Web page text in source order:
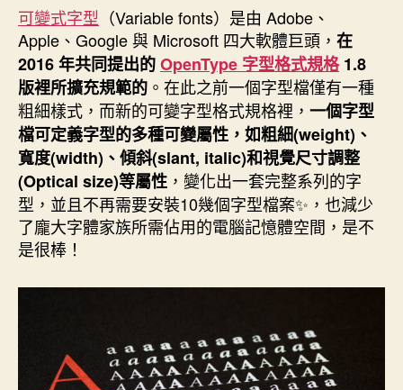
者
佈
日
期
可變式字型 （Variable fonts）是由 Adobe、
Apple、Google 與 Microsoft 四大軟體巨頭， 在
2016 年共同提出的OpenType 字型格式規格1.8
版裡所擴充規範的 。在此之前一個字型檔僅有一種
粗細樣式，而新的可變字型格式規格裡， 一個字型
檔可定義字型的多種可變屬性，如粗細(weight)、
寬度(width)、傾斜(slant, italic)和視覺尺寸調整
(Optical size)等屬性 ，變化出一套完整系列的字
型，並且不再需要安裝10幾個字型檔案✨，也減少
了龐大字體家族所需佔用的電腦記憶體空間，是不
是很棒！